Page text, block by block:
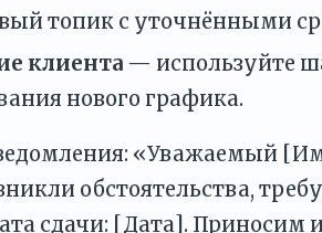
топик с уточнёнными
клиента — используйте
нового графика.
«Уважаемый
обстоятельства,
сдачи: [Дата]. Приносим